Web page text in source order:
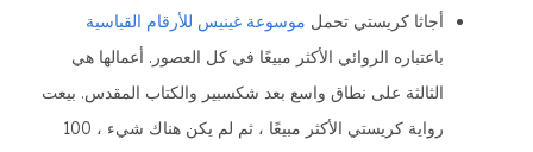
أجاثا كريستي تحمل موسوعة غينيس للأرقام القياسية
باعتباره الروائي الأكثر مبيعًا في كل العصور. أعمالها هي
الثالثة على نطاق واسع بعد شكسبير والكتاب المقدس. بيعت
رواية كريستي الأكثر مبيعًا ، ثم لم يكن هناك شيء ، 100